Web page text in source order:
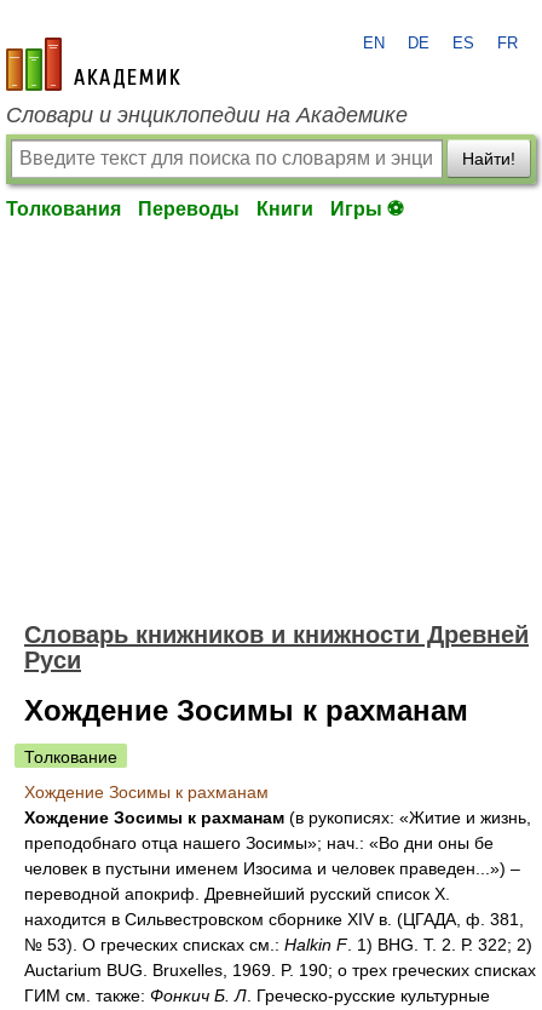
academic.ru
EN DE ES FR
Словари и энциклопедии на Академике
Найти!
Толкования Переводы Книги Игры ⚽
Словарь книжников и книжности Древней
Руси
Хождение Зосимы к рахманам
Толкование
Хождение Зосимы к рахманам
Хождение Зосимы к рахманам (в рукописях: «Житие и жизнь,
преподобнаго отца нашего Зосимы»; нач.: «Во дни оны бе
человек в пустыни именем Изосима и человек праведен...») –
переводной апокриф. Древнейший русский список X.
находится в Сильвестровском сборнике XIV в. (ЦГАДА, ф. 381,
№ 53). О греческих списках см.: Наlkin F. 1) BHG. Т. 2. Р. 322; 2)
Auctarium BUG. Bruxelles, 1969. P. 190; о трех греческих списках
ГИМ см. также: Фонкич Б. Л . Греческо-русские культурные